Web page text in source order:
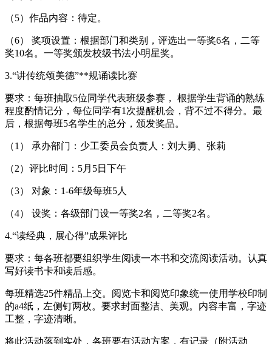
（5）作品内容：待定。
（6） 奖项设置：根据部门和类别，评选出一等奖6名，二等
奖10名。一等奖颁发校级书法小明星奖。
3.“讲传统颂美德”**规诵读比赛
要求：每班抽取5位同学代表班级参赛， 根据学生背诵的熟练
程度酌情记分，每位同学有1次提醒机会，背不过不得分。最
后，根据每班5名学生的总分，颁发奖品。
（1） 承办部门：少工委员会负责人：刘大勇、张莉
（2）评比时间：5月5日下午
（3） 对象：1-6年级每班5人
（4） 设奖：各级部门设一等奖2名，二等奖2名。
4.“读经典，展心得”成果评比
要求：每各班都要组织学生阅读一本书和交流阅读活动。认真
写好读书卡和读后感。
每班精选25件精品上交。阅览卡和阅览印象统一使用学校印制
的a4纸，左侧钉两枚。要求封面整洁、美观。内容丰富，字迹
工整，字迹清晰。
将此活动落到实处，各班要有活动方案，有记录（附活动